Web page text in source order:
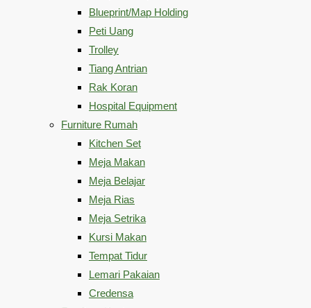
Blueprint/Map Holding
Peti Uang
Trolley
Tiang Antrian
Rak Koran
Hospital Equipment
Furniture Rumah
Kitchen Set
Meja Makan
Meja Belajar
Meja Rias
Meja Setrika
Kursi Makan
Tempat Tidur
Lemari Pakaian
Credensa